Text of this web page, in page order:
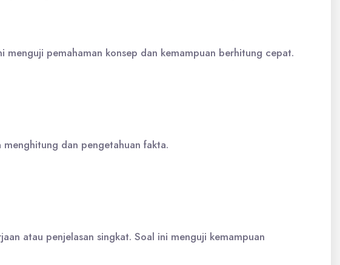
pemahaman konsep dan kemampuan berhitung cepat.
dan pengetahuan fakta.
atau penjelasan singkat. Soal ini menguji kemampuan